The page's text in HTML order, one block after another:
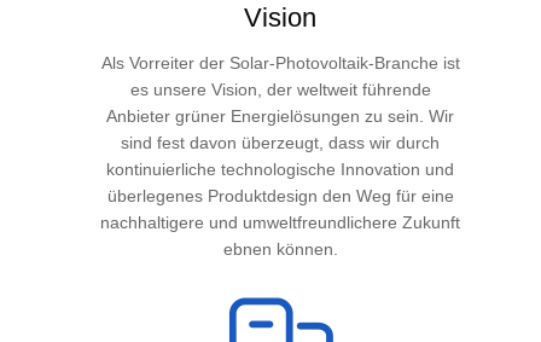
Vision
Als Vorreiter der Solar-Photovoltaik-Branche ist
es unsere Vision, der weltweit führende
Anbieter grüner Energielösungen zu sein. Wir
sind fest davon überzeugt, dass wir durch
kontinuierliche technologische Innovation und
überlegenes Produktdesign den Weg für eine
nachhaltigere und umweltfreundlichere Zukunft
ebnen können.